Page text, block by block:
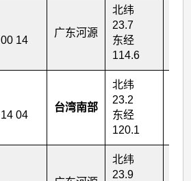
00 14
广东河源
北纬
23.7
东经
114.6
14 04
台湾南部
北纬
23.2
东经
120.1
北纬
23.9